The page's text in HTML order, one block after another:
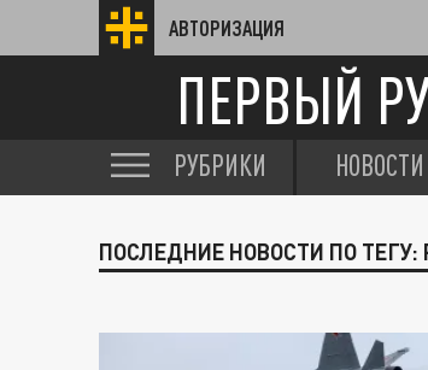
АВТОРИЗАЦИЯ
ПЕРВЫЙ
РУБРИКИ НОВОСТИ
ПОСЛЕДНИЕ НОВОСТИ ПО